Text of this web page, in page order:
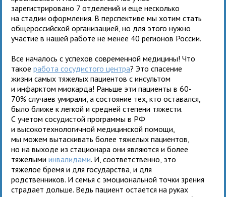
зарегистрировано 7 отделений и еще несколько
на стадии оформления. В перспективе мы хотим стать
общероссийской организацией, но для этого нужно
участие в нашей работе не менее 40 регионов России.
Все началось с успехов современной медицины! Что
такоеработа сосудистого центра? Это спасение
жизни самых тяжелых пациентов с инсультом
и инфарктом миокарда! Раньше эти пациенты в 60-
70% случаев умирали, а состояние тех, кто оставался,
было ближе к легкой и средней степени тяжести.
С учетом сосудистой программы в РФ
и высокотехнологичной медицинской помощи,
мы можем вытаскивать более тяжелых пациентов,
но на выходе из стационара они являются и более
тяжелымиинвалидами. И, соответственно, это
тяжелое бремя и для государства, и для
родственников. И семья с эмоциональной точки зрения
страдает дольше. Ведь пациент остается на руках